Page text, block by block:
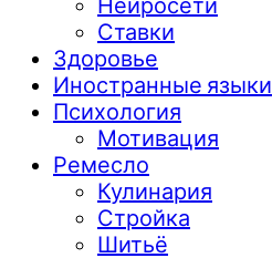
Нейросети
Ставки
Здоровье
Иностранные языки
Психология
Мотивация
Ремесло
Кулинария
Стройка
Шитьё